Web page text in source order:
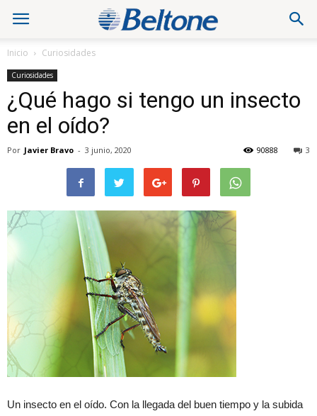
Inicio Curiosidades
Curiosidades
¿Qué hago si tengo un insecto
en el oído?
Por Javier Bravo - 3 junio, 2020 3
90888
Un insecto en el oído. Con la llegada del buen tiempo y la subida